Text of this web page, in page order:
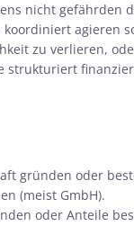
nicht gefährden
koordiniert agieren
zu verlieren,
strukturiert
gründen oder
(meist GmbH).
oder Anteile